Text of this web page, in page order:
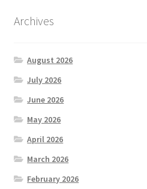
Archives
August 2026
July 2026
June 2026
May 2026
April 2026
March 2026
February 2026